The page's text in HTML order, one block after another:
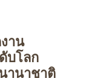
าน
บโลก
านาชาติ